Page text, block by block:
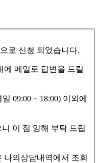
로 신청 되었습니다.
에 메일로 답변을 드릴
09:00 ~ 18:00) 이외에
이 점 양해 부탁 드립
나의상담내역에서 조회